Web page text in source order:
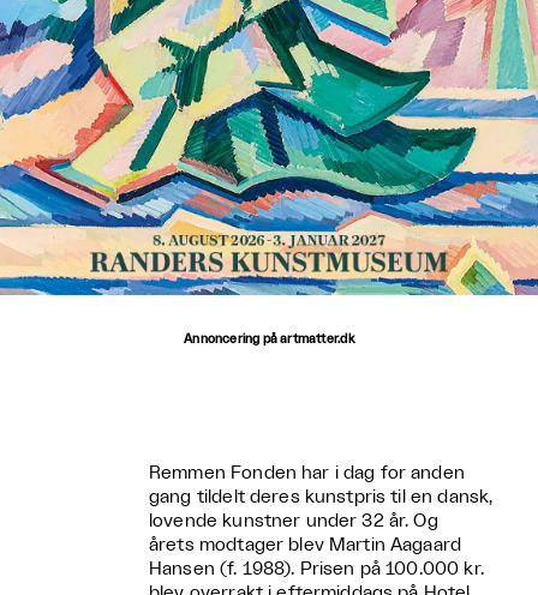
Annoncering på artmatter.dk
Remmen Fonden har i dag for anden
gang tildelt deres kunstpris til en dansk,
lovende kunstner under 32 år. Og
årets modtager blev Martin Aagaard
Hansen (f. 1988). Prisen på 100.000 kr.